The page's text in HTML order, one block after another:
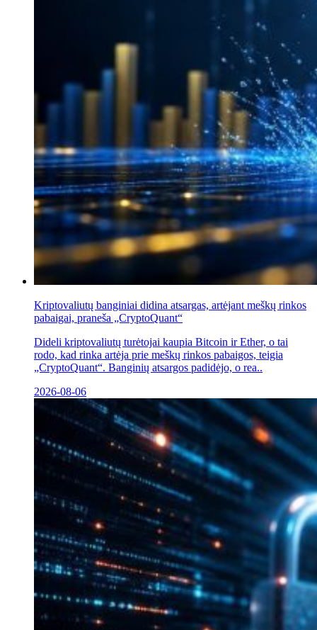
Kriptovaliutų banginiai didina atsargas, artėjant meškų rinkos
pabaigai, praneša „CryptoQuant“
Dideli kriptovaliutų turėtojai kaupia Bitcoin ir Ether, o tai
rodo, kad rinka artėja prie meškų rinkos pabaigos, teigia
„CryptoQuant“. Banginių atsargos padidėjo, o rea..
2026-08-06